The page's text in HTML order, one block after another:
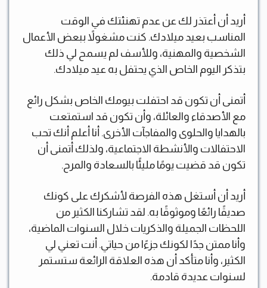
أريد أن أعتذر لك عن عدم تهنئتك في الوقت
المناسب بعيد ميلادك. كنت مشغولاً ببعض الأعمال
الشخصية والمهنية، وللأسف لم يسمح لي ذلك
بتذكر اليوم الخاص الذي يحتفل به عيد ميلادك.
أتمنى أن تكون قد احتفلت بيومك الخاص بشكل رائع
مع الأصدقاء والعائلة، وأن تكون قد استمتعت
بالهدايا والحلوى والمفاجآت الأخرى. أنا أعلم أنك تحب
الاحتفالات والأنشطة الاجتماعية، ولذلك أتمنى أن
تكون قد قضيت يومًا مليئًا بالسعادة والمرح.
أريد أن أستغل هذه الفرصة لأشكرك على كونك
صديقًا رائعًا وموثوقًا به. لقد تشاركنا الكثير من
اللحظات الجميلة والذكريات خلال السنوات الماضية،
وأنا ممتن جدًا لكونك جزءًا من حياتي. أنت تعني لي
الكثير، وأنا متأكد أن هذه العلاقة الرائعة ستستمر
لسنوات عديدة قادمة.